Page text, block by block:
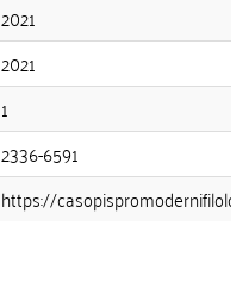
2021
2021
1
2336-6591
https://